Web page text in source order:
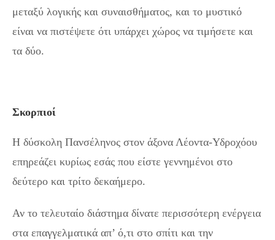
μεταξύ λογικής και συναισθήματος, και το μυστικό
είναι να πιστέψετε ότι υπάρχει χώρος να τιμήσετε και
τα δύο.
Σκορπιοί
Η δύσκολη Πανσέληνος στον άξονα Λέοντα-Υδροχόου
επηρεάζει κυρίως εσάς που είστε γεννημένοι στο
δεύτερο και τρίτο δεκαήμερο.
Αν το τελευταίο διάστημα δίνατε περισσότερη ενέργεια
στα επαγγελματικά απ’ ό,τι στο σπίτι και την